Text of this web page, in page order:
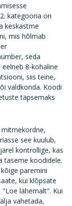
kategooria on
keskastme
mis hõlmab
seda
8-kohaline
siis teine,
valdkonda. Koodi
täpsemaks
see kuulub,
kontrollige, kas
taseme koodidele.
paremini
kui klõpsate
lähemalt". Kui
vahetada,